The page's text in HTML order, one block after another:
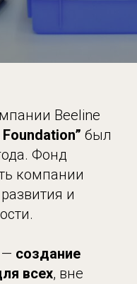
Beeline
был
Фонд
компании
и
— создание
всех, вне